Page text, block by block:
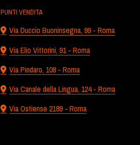
PUNTI VENDITA
Via Duccio Buoninsegna, 99 - Roma
Via Elio Vittorini, 91 - Roma
Via Pindaro, 108 - Roma
Via Canale della Lingua, 124 - Roma
Via Ostiense 2189 - Roma